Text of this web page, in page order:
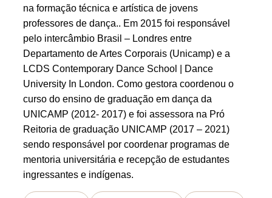
na formação técnica e artística de jovens
professores de dança.. Em 2015 foi responsável
pelo intercâmbio Brasil – Londres entre
Departamento de Artes Corporais (Unicamp) e a
LCDS Contemporary Dance School | Dance
University In London. Como gestora coordenou o
curso do ensino de graduação em dança da
UNICAMP (2012- 2017) e foi assessora na Pró
Reitoria de graduação UNICAMP (2017 – 2021)
sendo responsável por coordenar programas de
mentoria universitária e recepção de estudantes
ingressantes e indígenas.